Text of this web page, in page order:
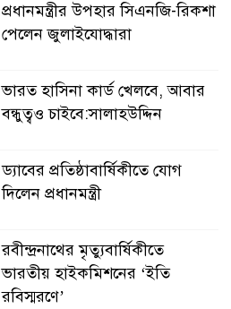
প্রধানমন্ত্রীর উপহার সিএনজি-রিকশা
পেলেন জুলাইযোদ্ধারা
ভারত হাসিনা কার্ড খেলবে, আবার
বন্ধুত্বও চাইবে:সালাহউদ্দিন
ড্যাবের প্রতিষ্ঠাবার্ষিকীতে যোগ
দিলেন প্রধানমন্ত্রী
রবীন্দ্রনাথের মৃত্যুবার্ষিকীতে
ভারতীয় হাইকমিশনের ‘ইতি
রবিস্মরণে’